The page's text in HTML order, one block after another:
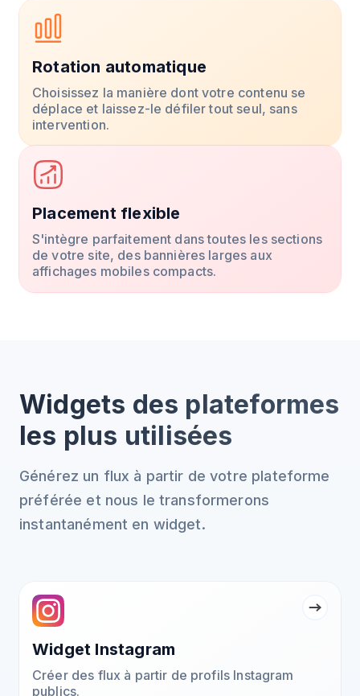
Rotation automatique
Choisissez la manière dont votre contenu se
déplace et laissez-le défiler tout seul, sans
intervention.
Placement flexible
S'intègre parfaitement dans toutes les sections
de votre site, des bannières larges aux
affichages mobiles compacts.
Widgets des plateformes
les plus utilisées
Générez un flux à partir de votre plateforme
préférée et nous le transformerons
instantanément en widget.
Widget Instagram
Créer des flux à partir de profils Instagram
publics.